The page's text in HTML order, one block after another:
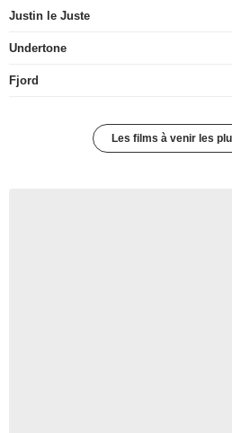
Justin le Juste
Undertone
Fjord
Les films à venir les